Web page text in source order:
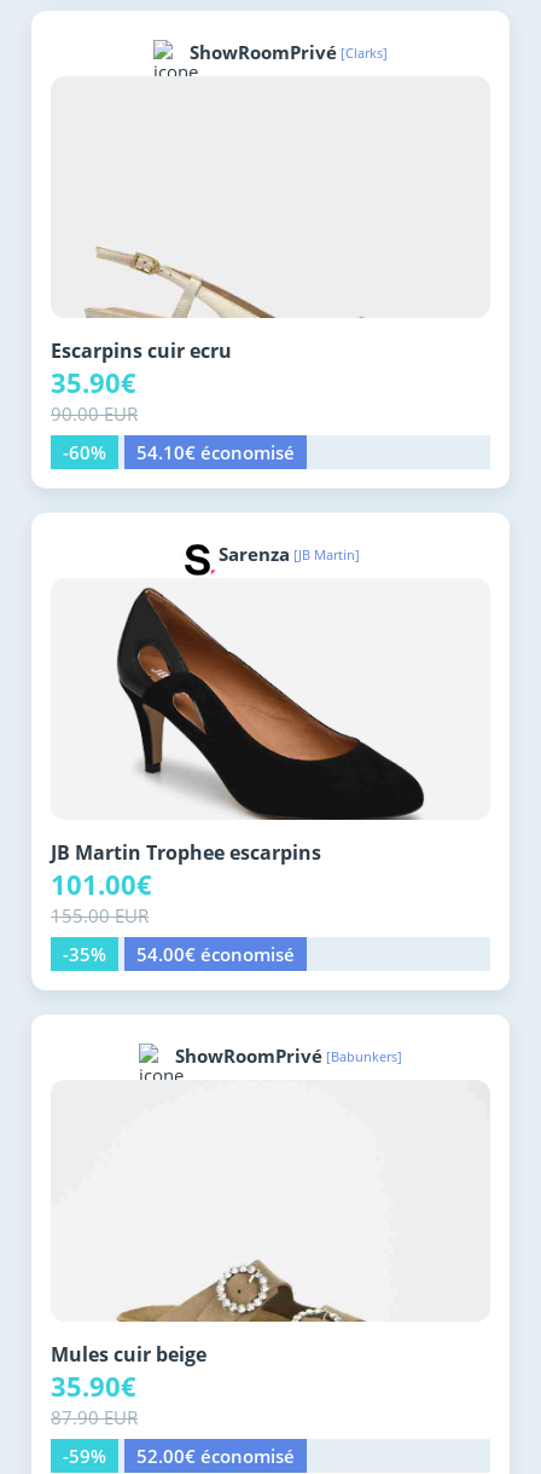
ShowRoomPrivé [Clarks]
Escarpins cuir ecru
35.90€
90.00 EUR
-60%
54.10€ économisé
Sarenza [JB Martin]
JB Martin Trophee escarpins
101.00€
155.00 EUR
-35%
54.00€ économisé
ShowRoomPrivé [Babunkers]
Mules cuir beige
35.90€
87.90 EUR
-59%
52.00€ économisé